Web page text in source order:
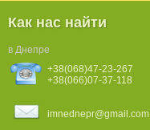
Как нас найти
в Днепре
+38(068)47-23-267
+38(066)07-37-118
imnednepr@gmail.com